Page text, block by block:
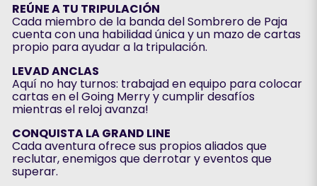
REÚNE A TU TRIPULACIÓN
Cada miembro de la banda del Sombrero de Paja
cuenta con una habilidad única y un mazo de cartas
propio para ayudar a la tripulación.
LEVAD ANCLAS
Aquí no hay turnos: trabajad en equipo para colocar
cartas en el Going Merry y cumplir desafíos
mientras el reloj avanza!
CONQUISTA LA GRAND LINE
Cada aventura ofrece sus propios aliados que
reclutar, enemigos que derrotar y eventos que
superar.